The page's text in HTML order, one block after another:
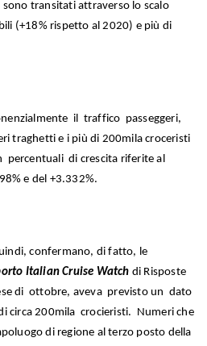
sono transitati attraverso lo scalo
(+18% rispetto al 2020) e più di
il traffico passeggeri,
traghetti e i più di 200mila croceristi
percentuali di crescita riferite al
e del +3.332%.
confermano, di fatto, le
Italian Cruise Watch di Risposte
di ottobre, aveva previsto un dato
circa 200mila crocieristi. Numeri che
di regione al terzo posto della